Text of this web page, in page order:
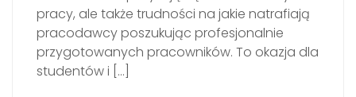
pracy, ale także trudności na jakie natrafiają
pracodawcy poszukując profesjonalnie
przygotowanych pracowników. To okazja dla
studentów i […]